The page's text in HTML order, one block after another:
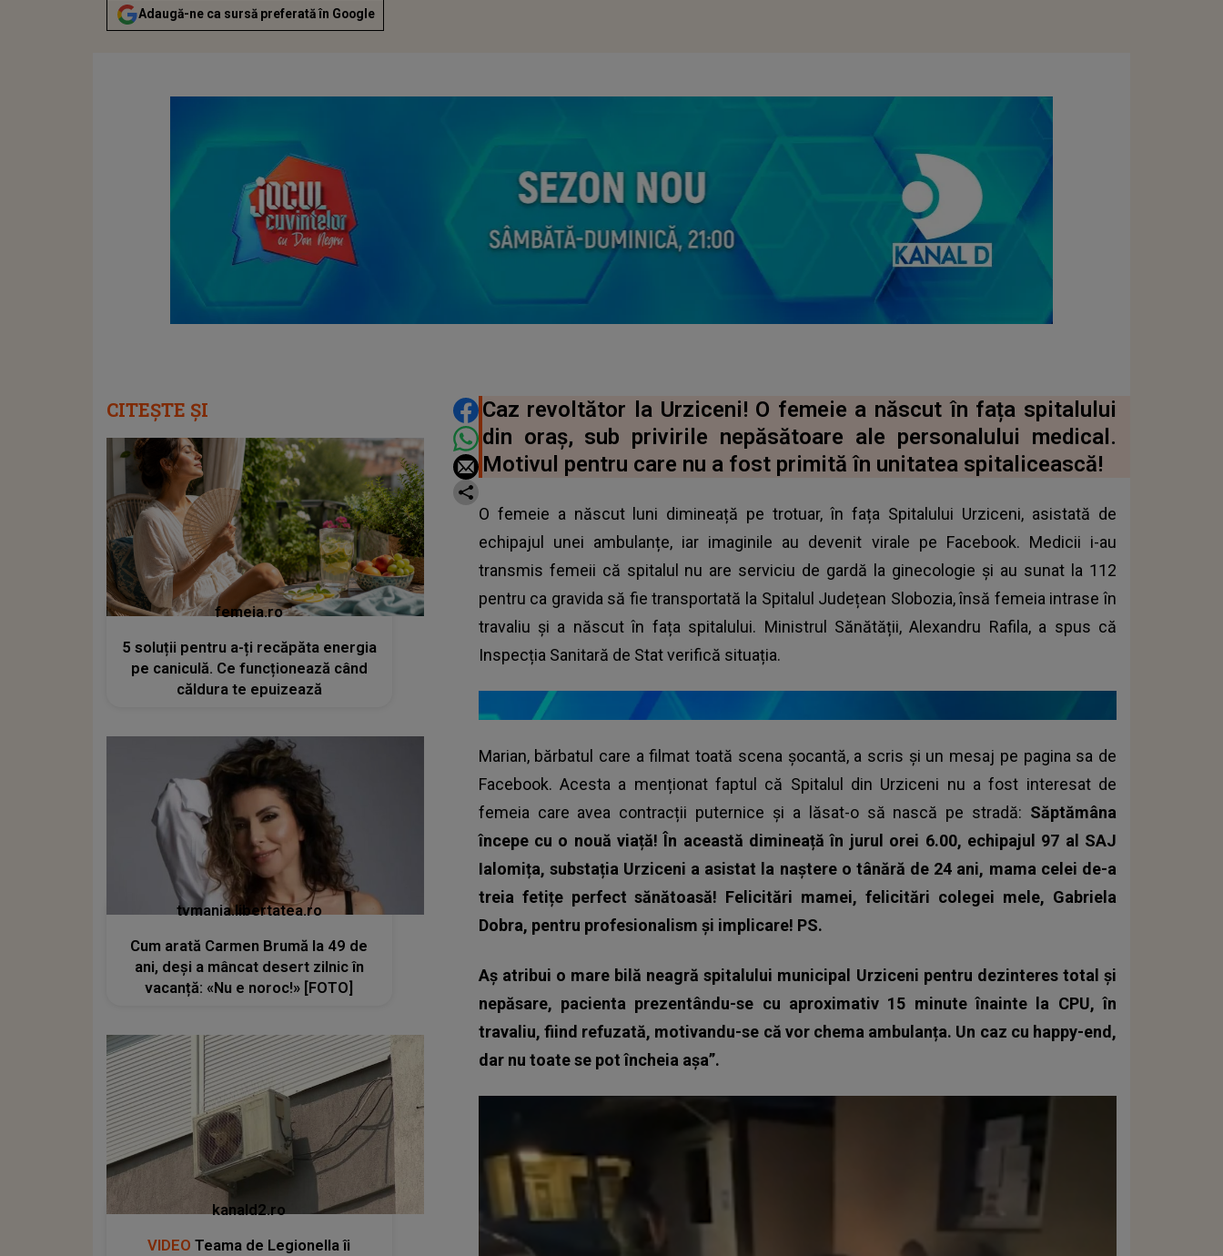
Adaugă-ne ca sursă preferată în Google
DISTRIBUIE ARTICOLUL
Caz revoltător la Urziceni! O femeie a născut în fața spitalului
din oraș, sub privirile nepăsătoare ale personalului medical.
Motivul pentru care nu a fost primită în unitatea spitalicească!
O femeie a născut luni dimineață pe trotuar, în fața Spitalului Urziceni, asistată de
echipajul unei ambulanțe, iar imaginile au devenit virale pe Facebook. Medicii i-au
transmis femeii că spitalul nu are serviciu de gardă la ginecologie și au sunat la 112
pentru ca gravida să fie transportată la Spitalul Județean Slobozia, însă femeia intrase în
travaliu și a născut în fața spitalului. Ministrul Sănătății, Alexandru Rafila, a spus că
Inspecția Sanitară de Stat verifică situația.
Marian, bărbatul care a filmat toată scena șocantă, a scris și un mesaj pe pagina sa de
Facebook. Acesta a menționat faptul că Spitalul din Urziceni nu a fost interesat de
femeia care avea contracții puternice și a lăsat-o să nască pe stradă: Săptămâna
începe cu o nouă viață! În această dimineață în jurul orei 6.00, echipajul 97 al SAJ
Ialomița, substația Urziceni a asistat la naștere o tânără de 24 ani, mama celei de-a
treia fetițe perfect sănătoasă! Felicitări mamei, felicitări colegei mele, Gabriela
Dobra, pentru profesionalism și implicare! PS.
Aș atribui o mare bilă neagră spitalului municipal Urziceni pentru dezinteres total și
nepăsare, pacienta prezentându-se cu aproximativ 15 minute înainte la CPU, în
travaliu, fiind refuzată, motivandu-se că vor chema ambulanța. Un caz cu happy-end,
dar nu toate se pot încheia așa”.
CITEȘTE ȘI
femeia.ro
5 soluții pentru a-ți recăpăta energia
pe caniculă. Ce funcționează când
căldura te epuizează
tvmania.libertatea.ro
Cum arată Carmen Brumă la 49 de
ani, deși a mâncat desert zilnic în
vacanță: «Nu e noroc!» [FOTO]
kanald2.ro
VIDEO Teama de Legionella îi